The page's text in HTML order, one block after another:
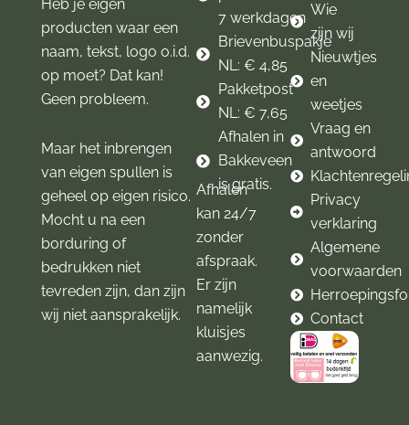
Heb je eigen
producten waar een
naam, tekst, logo o.i.d.
op moet? Dat kan!
Geen probleem.
Maar het inbrengen
van eigen spullen is
geheel op eigen risico.
Mocht u na een
borduring of
bedrukken niet
tevreden zijn, dan zijn
wij niet aansprakelijk.
7 werkdagen
Brievenbuspakje
NL: € 4,85
Pakketpost
NL: € 7,65
Afhalen in
Bakkeveen
is gratis.
Afhalen
kan 24/7
zonder
afspraak.
Er zijn
namelijk
kluisjes
aanwezig.
Wie
zijn wij
Nieuwtjes
en
weetjes
Vraag en
antwoord
Privacy
verklaring
Algemene
voorwaarden
Contact